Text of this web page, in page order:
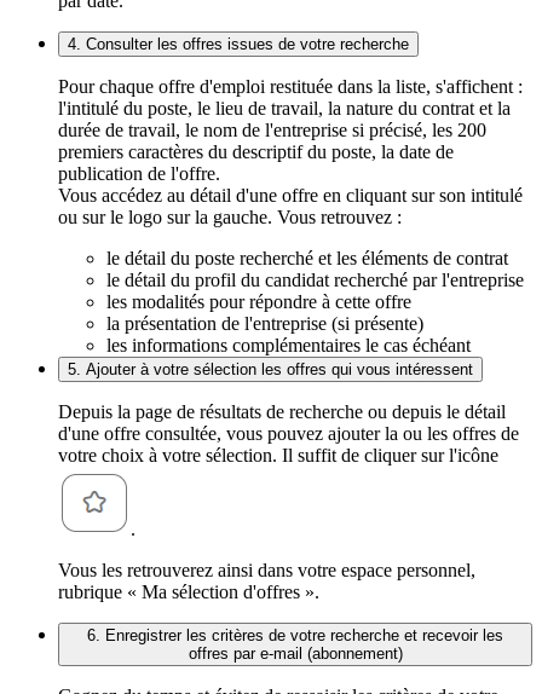
4. Consulter les offres issues de votre recherche
Pour chaque offre d'emploi restituée dans la liste, s'affichent :
l'intitulé du poste, le lieu de travail, la nature du contrat et la
durée de travail, le nom de l'entreprise si précisé, les 200
premiers caractères du descriptif du poste, la date de
publication de l'offre.
Vous accédez au détail d'une offre en cliquant sur son intitulé
ou sur le logo sur la gauche. Vous retrouvez :
le détail du poste recherché et les éléments de contrat
le détail du profil du candidat recherché par l'entreprise
les modalités pour répondre à cette offre
la présentation de l'entreprise (si présente)
les informations complémentaires le cas échéant
5. Ajouter à votre sélection les offres qui vous intéressent
Depuis la page de résultats de recherche ou depuis le détail
d'une offre consultée, vous pouvez ajouter la ou les offres de
votre choix à votre sélection. Il suffit de cliquer sur l'icône
.
Vous les retrouverez ainsi dans votre espace personnel,
rubrique « Ma sélection d'offres ».
6. Enregistrer les critères de votre recherche et recevoir les
offres par e-mail (abonnement)